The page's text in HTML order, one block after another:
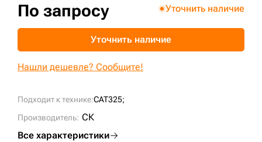
Подходит к технике:CAT325;
Производитель: СК
Все характеристики
По запросу Уточнить наличие
Уточнить наличие
Нашли дешевле? Сообщите!